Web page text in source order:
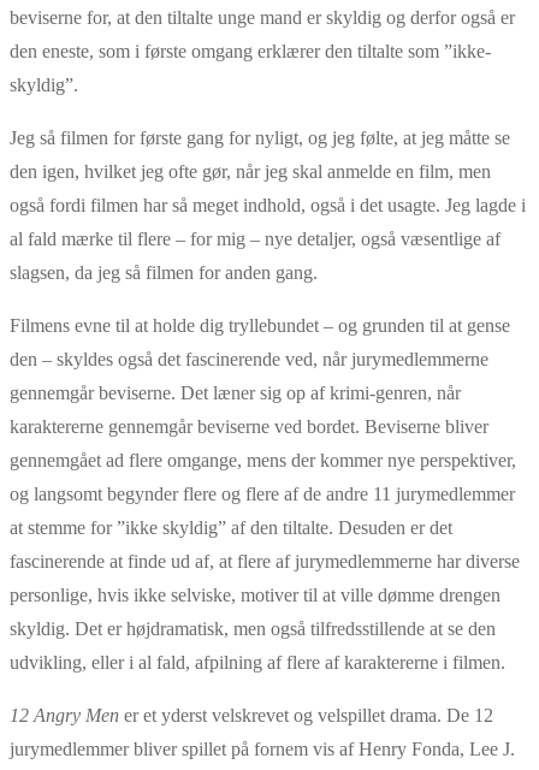
beviserne for, at den tiltalte unge mand er skyldig og derfor også er
den eneste, som i første omgang erklærer den tiltalte som ”ikke-
skyldig”.
Jeg så filmen for første gang for nyligt, og jeg følte, at jeg måtte se
den igen, hvilket jeg ofte gør, når jeg skal anmelde en film, men
også fordi filmen har så meget indhold, også i det usagte. Jeg lagde i
al fald mærke til flere – for mig – nye detaljer, også væsentlige af
slagsen, da jeg så filmen for anden gang.
Filmens evne til at holde dig tryllebundet – og grunden til at gense
den – skyldes også det fascinerende ved, når jurymedlemmerne
gennemgår beviserne. Det læner sig op af krimi-genren, når
karaktererne gennemgår beviserne ved bordet. Beviserne bliver
gennemgået ad flere omgange, mens der kommer nye perspektiver,
og langsomt begynder flere og flere af de andre 11 jurymedlemmer
at stemme for ”ikke skyldig” af den tiltalte. Desuden er det
fascinerende at finde ud af, at flere af jurymedlemmerne har diverse
personlige, hvis ikke selviske, motiver til at ville dømme drengen
skyldig. Det er højdramatisk, men også tilfredsstillende at se den
udvikling, eller i al fald, afpilning af flere af karaktererne i filmen.
12 Angry Men er et yderst velskrevet og velspillet drama. De 12
jurymedlemmer bliver spillet på fornem vis af Henry Fonda, Lee J.